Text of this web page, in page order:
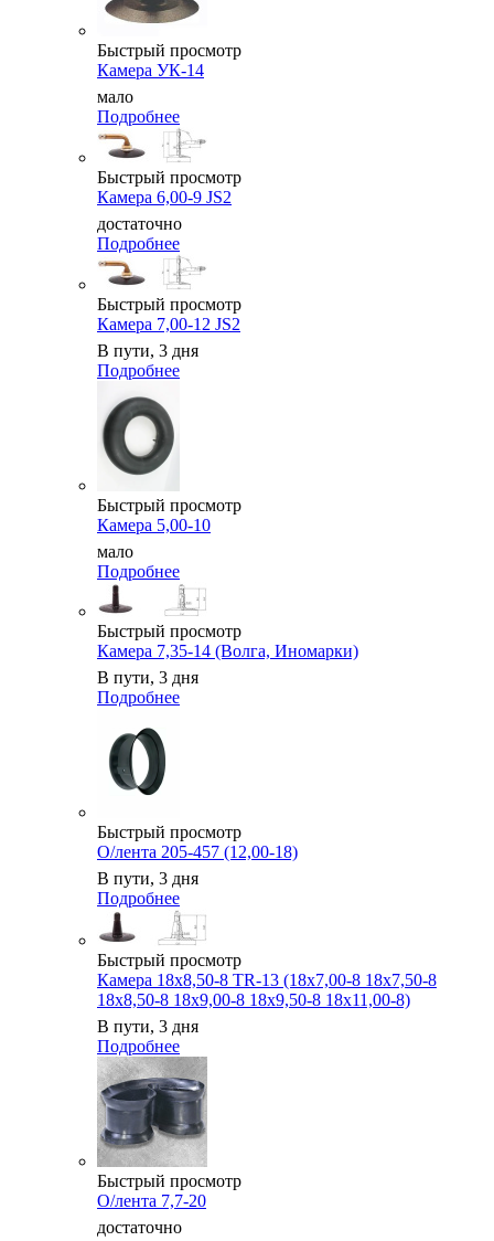
Быстрый просмотр
Камера УК-14
мало
Подробнее
Быстрый просмотр
Камера 6,00-9 JS2
достаточно
Подробнее
Быстрый просмотр
Камера 7,00-12 JS2
В пути, 3 дня
Подробнее
Быстрый просмотр
Камера 5,00-10
мало
Подробнее
Быстрый просмотр
Камера 7,35-14 (Волга, Иномарки)
В пути, 3 дня
Подробнее
Быстрый просмотр
О/лента 205-457 (12,00-18)
В пути, 3 дня
Подробнее
Быстрый просмотр
Камера 18x8,50-8 TR-13 (18x7,00-8 18x7,50-8
18x8,50-8 18x9,00-8 18x9,50-8 18x11,00-8)
В пути, 3 дня
Подробнее
Быстрый просмотр
О/лента 7,7-20
достаточно